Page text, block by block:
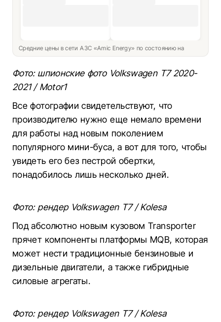
Средние цены в сети АЗС «Amic Energy» по состоянию на
Фото: шпионские фото Volkswagen Т7 2020-
2021 / Motor1
Все фотографии свидетельствуют, что
производителю нужно еще немало времени
для работы над новым поколением
популярного мини-буса, а вот для того, чтобы
увидеть его без пестрой обертки,
понадобилось лишь несколько дней.
Фото: рендер Volkswagen Т7 / Kolesa
Под абсолютно новым кузовом Transporter
прячет компоненты платформы MQB, которая
может нести традиционные бензиновые и
дизельные двигатели, а также гибридные
силовые агрегаты.
Фото: рендер Volkswagen Т7 / Kolesa